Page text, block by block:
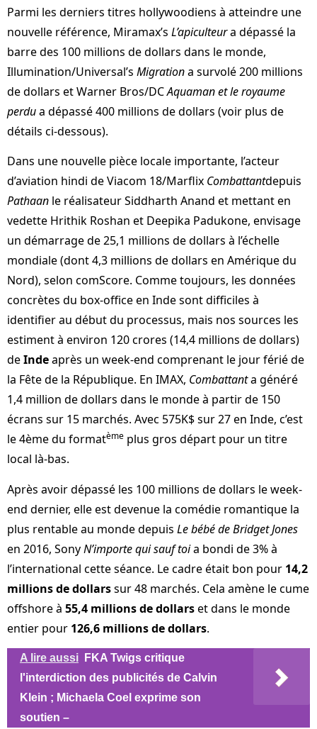
Parmi les derniers titres hollywoodiens à atteindre une
nouvelle référence, Miramax’s L’apiculteura dépassé la
barre des 100 millions de dollars dans le monde,
Illumination/Universal’s Migrationa survolé 200 millions
de dollars et Warner Bros/DCAquaman et le royaume
perdua dépassé 400 millions de dollars (voir plus de
détails ci-dessous).
Dans une nouvelle pièce locale importante, l’acteur
d’aviation hindi de Viacom 18/Marflix Combattantdepuis
Pathaan le réalisateur Siddharth Anand et mettant en
vedette Hrithik Roshan et Deepika Padukone, envisage
un démarrage de 25,1 millions de dollars à l’échelle
mondiale (dont 4,3 millions de dollars en Amérique du
Nord), selon comScore. Comme toujours, les données
concrètes du box-office en Inde sont difficiles à
identifier au début du processus, mais nos sources les
estiment à environ 120 crores (14,4 millions de dollars)
deIndeaprès un week-end comprenant le jour férié de
la Fête de la République. En IMAX, Combattanta généré
1,4 million de dollars dans le monde à partir de 150
écrans sur 15 marchés. Avec 575K$ sur 27 en Inde, c’est
le 4ème du formatème plus gros départ pour un titre
local là-bas.
Après avoir dépassé les 100 millions de dollars le week-
end dernier, elle est devenue la comédie romantique la
plus rentable au monde depuis Le bébé de Bridget Jones
en 2016, SonyN’importe qui sauf toia bondi de 3% à
l’international cette séance. Le cadre était bon pour 14,2
millions de dollarssur 48 marchés. Cela amène le cume
offshore à 55,4 millions de dollarset dans le monde
entier pour 126,6 millions de dollars.
A lire aussi
FKA Twigs critique
l'interdiction des publicités de Calvin
Klein ; Michaela Coel exprime son
soutien –